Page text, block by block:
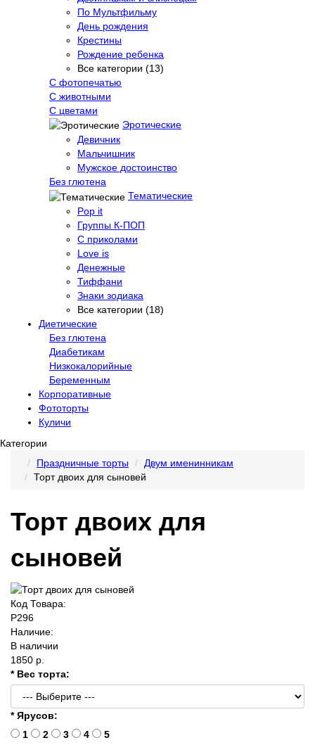
По Мультфильму
День рождения
Крестины
Рождение ребенка
Все категории (13)
С фотопечатью
C животными
С цветами
Эротические
Девичник
Мальчишник
Мужское достоинство
Без глютена
Тематические
Pop it
Группы К-ПОП
С приколами
Love is
Денежные
Тиффани
Знаки зодиака
Все категории (18)
Диетические
Без глютена
Диабетикам
Низкокалорийные
Беременным
Корпоративные
Фототорты
Куличи
Категории
Праздничные торты
Двум именинникам
Торт двоих для сыновей
Торт двоих для
сыновей
Код Товара:
P296
Наличие:
В наличии
1850 р.
* Вес торта:
* Ярусов:
1
2 3 4
5